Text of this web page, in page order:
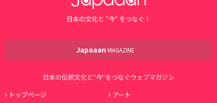
日本の文化と ”今” をつなぐ！
Japaaan MAGAZINE
日本の伝統文化と"今"をつなぐウェブマガジン
トップページ
アート